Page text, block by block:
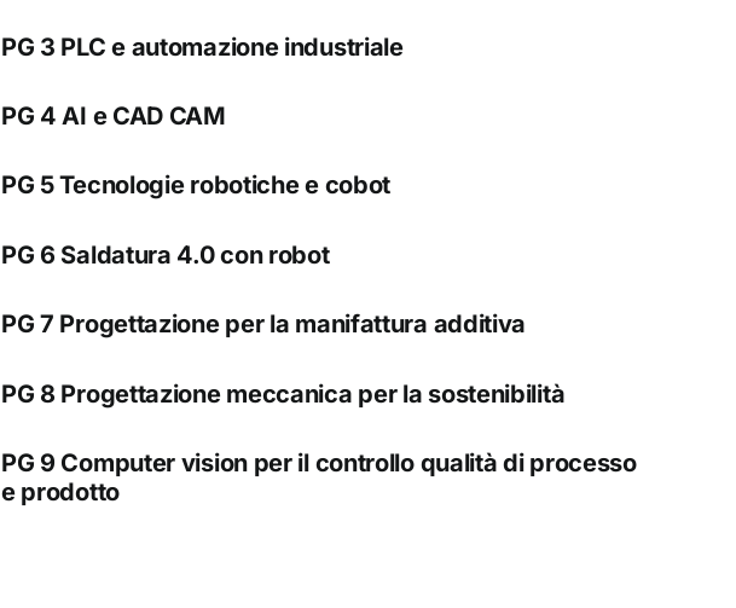
PG 3 PLC e automazione industriale
PG 4 AI e CAD CAM
PG 5 Tecnologie robotiche e cobot
PG 6 Saldatura 4.0 con robot
PG 7 Progettazione per la manifattura additiva
PG 8 Progettazione meccanica per la sostenibilità
PG 9 Computer vision per il controllo qualità di processo
e prodotto